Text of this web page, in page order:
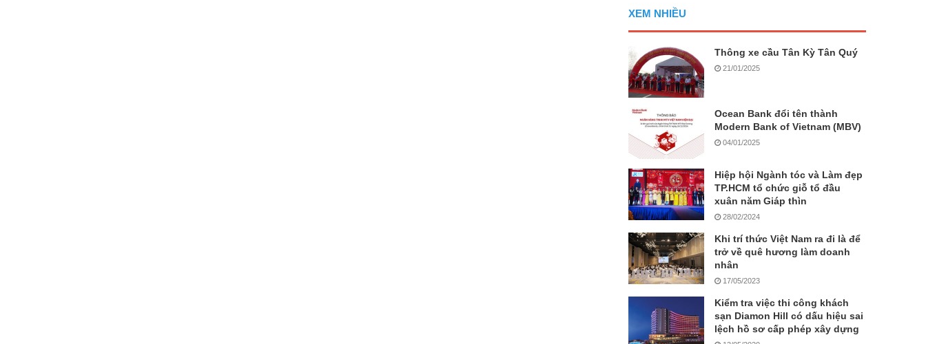
XEM NHIỀU
Thông xe cầu Tân Kỳ Tân Quý
21/01/2025
Ocean Bank đổi tên thành
Modern Bank of Vietnam (MBV)
04/01/2025
Hiệp hội Ngành tóc và Làm đẹp
TP.HCM tổ chức giỗ tổ đầu
xuân năm Giáp thìn
28/02/2024
Khi trí thức Việt Nam ra đi là để
trở về quê hương làm doanh
nhân
17/05/2023
Kiểm tra việc thi công khách
sạn Diamon Hill có dấu hiệu sai
lệch hồ sơ cấp phép xây dựng